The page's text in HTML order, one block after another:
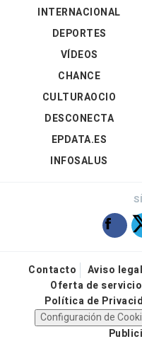
INTERNACIONAL
DEPORTES
VÍDEOS
CHANCE
CULTURAOCIO
DESCONECTA
EPDATA.ES
INFOSALUS
Contacto Aviso legal
Oferta de
Política de
Configuración de